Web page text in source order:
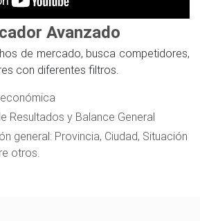
Avanzado
de mercado, busca competidores,
con diferentes filtros.
Resultados y Balance General
general: Provincia, Ciudad, Situación
otros.